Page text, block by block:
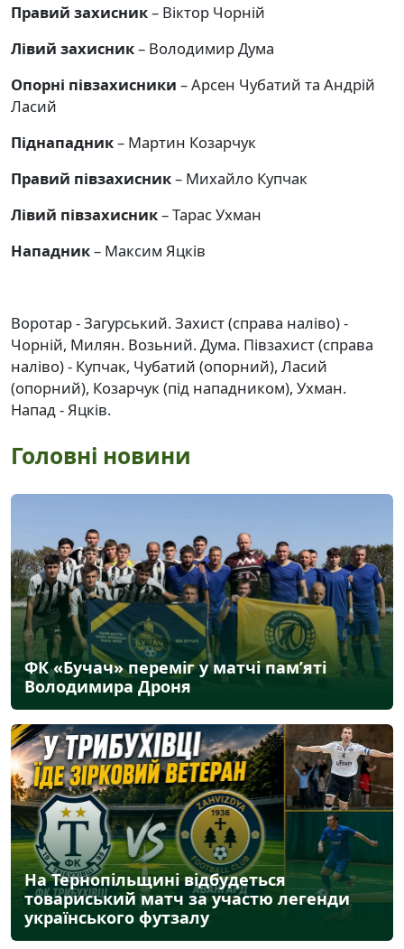
Правий захисник– Віктор Чорній
Лівий захисник– Володимир Дума
Опорні півзахисники – Арсен Чубатий та Андрій
Ласий
Піднападник– Мартин Козарчук
Правий півзахисник– Михайло Купчак
Лівий півзахисник– Тарас Ухман
Нападник– Максим Яцків
Воротар - Загурський. Захист (справа наліво) -
Чорній, Милян. Возьний. Дума. Півзахист (справа
наліво) - Купчак, Чубатий (опорний), Ласий
(опорний), Козарчук (під нападником), Ухман.
Напад - Яцків.
Головні новини
ФК «Бучач» переміг у матчі пам’яті
Володимира Дроня
На Тернопільщині відбудеться
товариський матч за участю легенди
українського футзалу